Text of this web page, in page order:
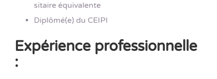
sitaire équivalente
Diplômé(e) du CEIPI
Expérience professionnelle
: